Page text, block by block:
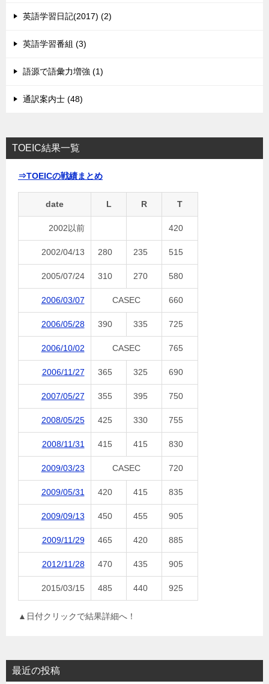
英語学習日記(2017) (2)
英語学習番組 (3)
語源で語彙力増強 (1)
通訳案内士 (48)
TOEIC結果一覧
⇒TOEICの戦績まとめ
date L R T
2002以前 420
2002/04/13 280 235 515
2005/07/24 310 270 580
2006/03/07 CASEC 660
2006/05/28 390 335 725
2006/10/02 CASEC 765
2006/11/27 365 325 690
2007/05/27 355 395 750
2008/05/25 425 330 755
2008/11/31 415 415 830
2009/03/23 CASEC 720
2009/05/31 420 415 835
2009/09/13 450 455 905
2009/11/29 465 420 885
2012/11/28 470 435 905
2015/03/15 485 440 925
▲日付クリックで結果詳細へ！
最近の投稿